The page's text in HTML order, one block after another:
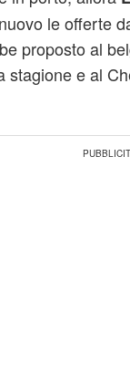
le offerte
proposto al
stagione e al